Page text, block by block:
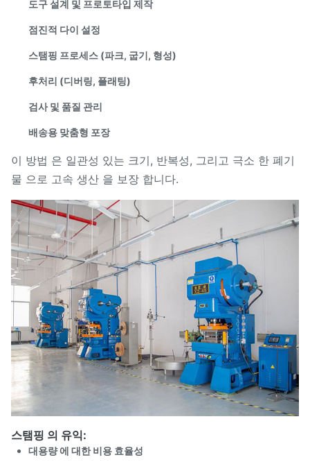
도구 설계 및 프로토타입 제작
점진적 다이 설정
스탬핑 프로세스 (파크, 굽기, 형성)
후처리 (디버링, 플래팅)
검사 및 품질 관리
배송용 맞춤형 포장
이 방법 은 일관성 있는 크기, 반복성, 그리고 극소 한 폐기
물 으로 고속 생산 을 보장 합니다.
스탬핑 의 유익:
대용량 에 대한 비용 효율성